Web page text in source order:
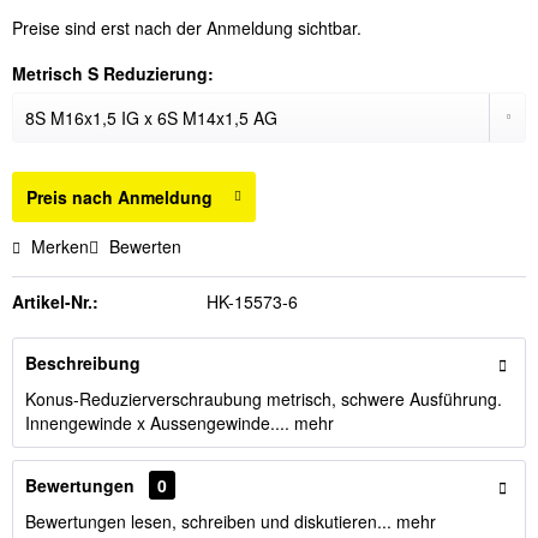
Preise sind erst nach der Anmeldung sichtbar.
Metrisch S Reduzierung:
Preis nach Anmeldung
Merken Bewerten
Artikel-Nr.: HK-15573-6
Beschreibung
Konus-Reduzierverschraubung metrisch, schwere Ausführung.
Innengewinde x Aussengewinde.... mehr
Bewertungen
0
Bewertungen lesen, schreiben und diskutieren... mehr